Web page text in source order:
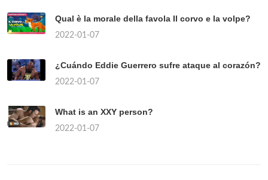
Qual è la morale della favola Il corvo e la volpe?
2022-01-07
¿Cuándo Eddie Guerrero sufre ataque al corazón?
2022-01-07
What is an XXY person?
2022-01-07